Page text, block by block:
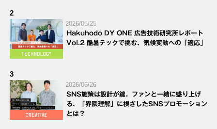
2
2026/05/25
Hakuhodo DY ONE 広告技術研究所レポート
Vol.2 酷暑テックで挑む、気候変動への「適応」
3
2026/06/26
SNS施策は設計が鍵。ファンと一緒に盛り上げ
る、「界隈理解」に根ざしたSNSプロモーション
とは？